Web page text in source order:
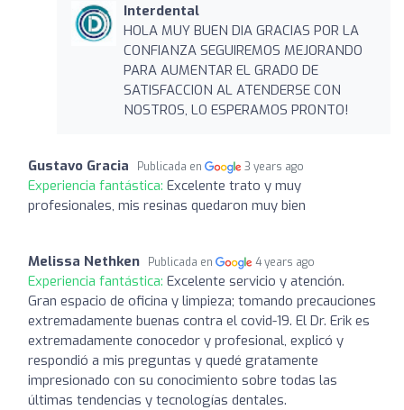
Interdental
HOLA MUY BUEN DIA GRACIAS POR LA
CONFIANZA SEGUIREMOS MEJORANDO
PARA AUMENTAR EL GRADO DE
SATISFACCION AL ATENDERSE CON
NOSTROS, LO ESPERAMOS PRONTO!
Gustavo Gracia Publicada en 3 years ago
Experiencia fantástica: Excelente trato y muy
profesionales, mis resinas quedaron muy bien
Melissa Nethken Publicada en 4 years ago
Experiencia fantástica: Excelente servicio y atención.
Gran espacio de oficina y limpieza; tomando precauciones
extremadamente buenas contra el covid-19. El Dr. Erik es
extremadamente conocedor y profesional, explicó y
respondió a mis preguntas y quedé gratamente
impresionado con su conocimiento sobre todas las
últimas tendencias y tecnologías dentales.